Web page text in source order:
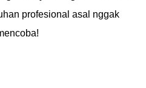
profesional asal nggak